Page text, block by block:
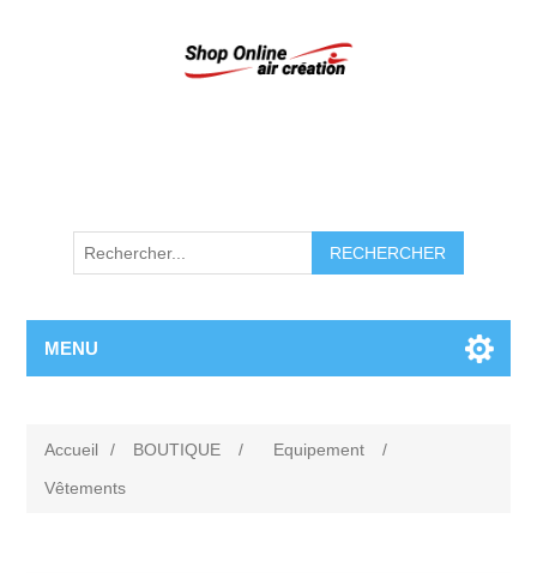
RECHERCHER
MENU
Accueil / BOUTIQUE / Equipement
/
Vêtements